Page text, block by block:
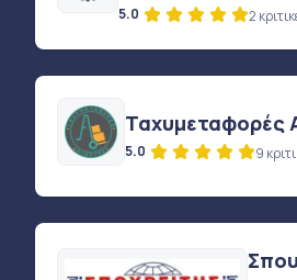
5.0 2
Ταχυμεταφορές
5.0 9